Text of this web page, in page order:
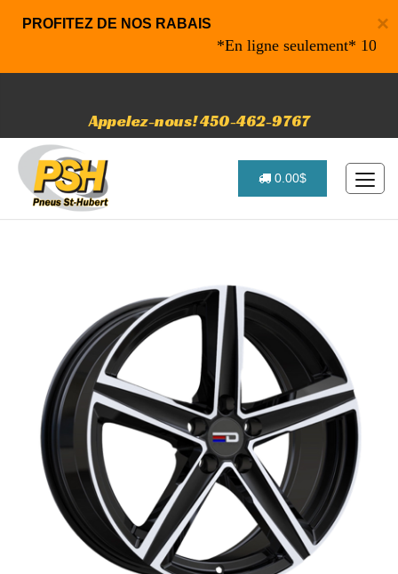
×
PROFITEZ DE NOS RABAIS
*En ligne seulement* 10% de
Appelez-nous! 450-462-9767
0.00$